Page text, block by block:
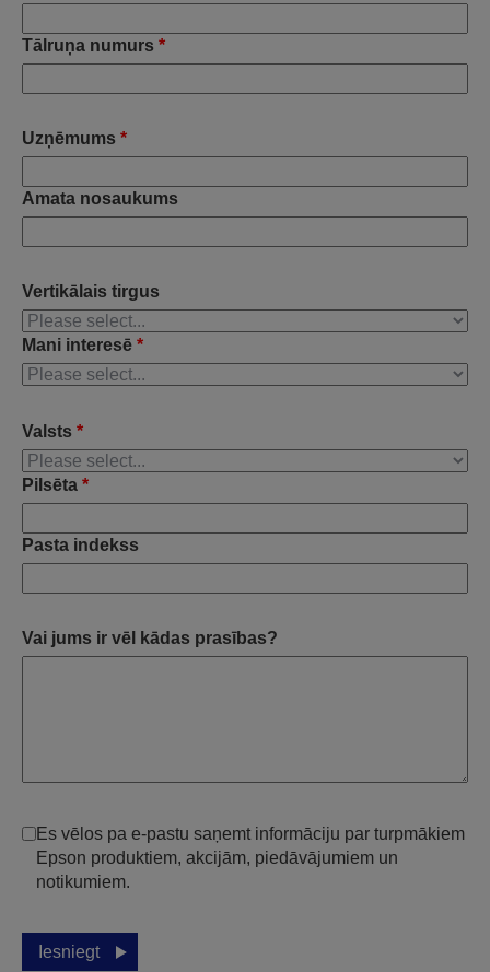
Tālruņa numurs *
Uzņēmums *
Amata nosaukums
Vertikālais tirgus
Mani interesē *
Valsts *
Pilsēta *
Pasta indekss
Vai jums ir vēl kādas prasības?
Es vēlos pa e-pastu saņemt informāciju par turpmākiem
Epson produktiem, akcijām, piedāvājumiem un
notikumiem.
Iesniegt